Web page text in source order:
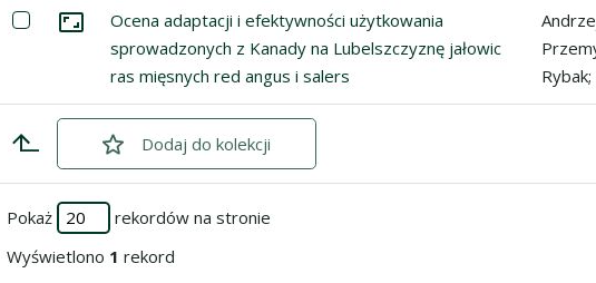
Lista pozycji
Zaznacz: Ocena adaptacji i efektywności użytkowania sprowadzonych
Przejdź do zbioru
Ocena adaptacji i efektywności użytkowania
sprowadzonych z Kanady na Lubelszczyznę jałowic
ras mięsnych red angus i salers
Dodajzaznaczone
do kolekcji
Pokaż
rekordów na stronie
Wyświetlono 1 rekord